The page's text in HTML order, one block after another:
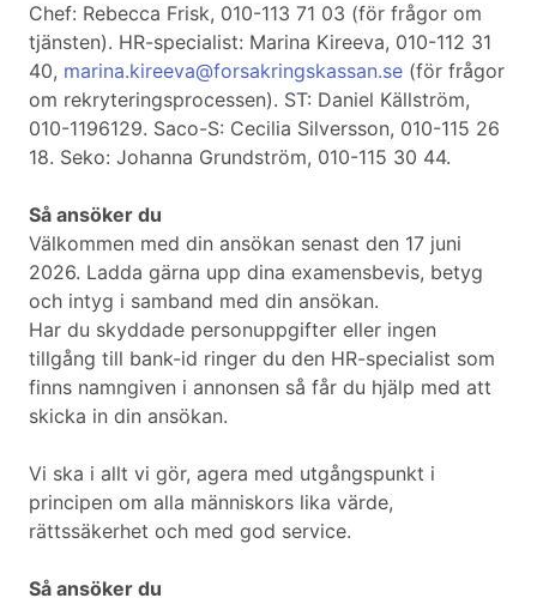
Chef: Rebecca Frisk, 010-113 71 03 (för frågor om
tjänsten). HR-specialist: Marina Kireeva, 010-112 31
40, marina.kireeva@forsakringskassan.se (för frågor
om rekryteringsprocessen). ST: Daniel Källström,
010-1196129. Saco-S: Cecilia Silversson, 010-115 26
18. Seko: Johanna Grundström, 010-115 30 44.
Så ansöker du
Välkommen med din ansökan senast den 17 juni
2026. Ladda gärna upp dina examensbevis, betyg
och intyg i samband med din ansökan.
Har du skyddade personuppgifter eller ingen
tillgång till bank-id ringer du den HR-specialist som
finns namngiven i annonsen så får du hjälp med att
skicka in din ansökan.
Vi ska i allt vi gör, agera med utgångspunkt i
principen om alla människors lika värde,
rättssäkerhet och med god service.
Så ansöker du